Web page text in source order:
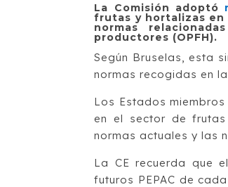
La Comisión adoptó
frutas y hortalizas en
normas
productores (OPFH).
Según Bruselas, esta
normas recogidas en
Los Estados
en el sector de
normas actuales y las
La CE recuerda que
futuros PEPAC de